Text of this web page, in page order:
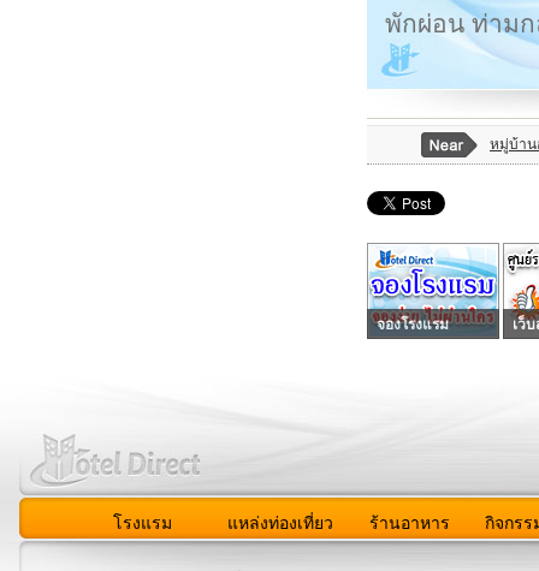
พักผ่อน ท่ามก
หมู่บ้าน
จองโรงแรม เว็
โรงแรม แหล่งท่องเที่ยว ร้านอาหาร กิจกรร